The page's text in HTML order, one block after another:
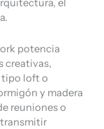
el
potencia
creativas,
tipo loft o
y madera
reuniones o